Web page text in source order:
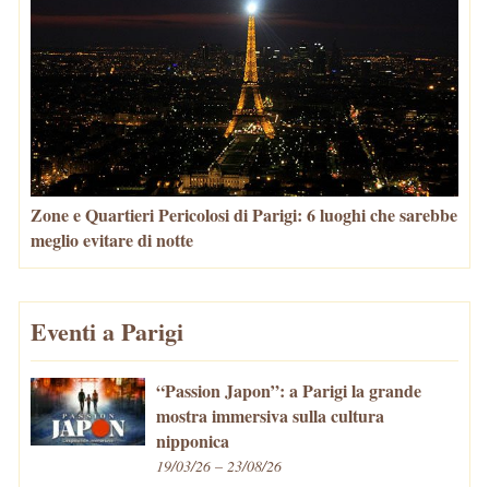
Zone e Quartieri Pericolosi di Parigi: 6 luoghi che sarebbe
meglio evitare di notte
Eventi a Parigi
“Passion Japon”: a Parigi la grande
mostra immersiva sulla cultura
nipponica
19/03/26 – 23/08/26